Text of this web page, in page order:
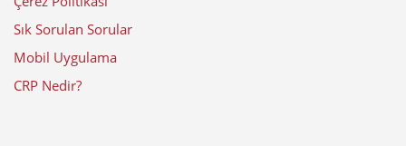
Sık Sorulan Sorular
Mobil Uygulama
CRP Nedir?